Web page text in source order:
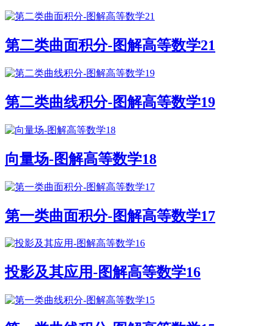
第二类曲面积分-图解高等数学21
第二类曲线积分-图解高等数学19
向量场-图解高等数学18
第一类曲面积分-图解高等数学17
投影及其应用-图解高等数学16